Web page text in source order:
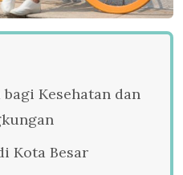
Kesehatan dan
Kota Besar